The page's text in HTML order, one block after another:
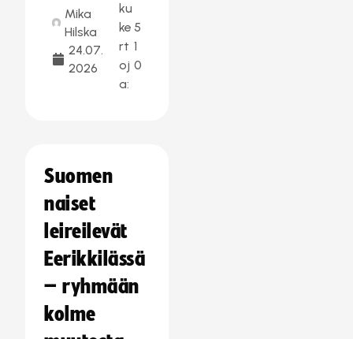
Mika
Hilska
24.07.
2026
ku
ke
rt
oj
a:
5
1
0
Suomen
naiset
leireilevät
Eerikkilässä
– ryhmään
kolme